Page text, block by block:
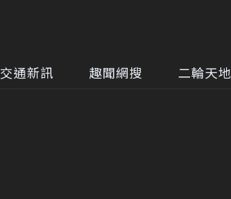
交通新訊 趣聞網搜 二輪天地